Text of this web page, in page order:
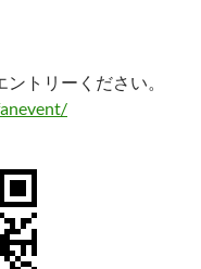
トリーください。